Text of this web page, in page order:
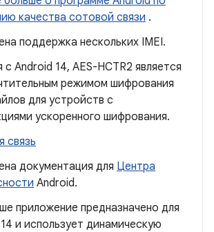
качества сотовой связи .
​​поддержка нескольких IMEI.
с Android 14, AES-HCTR2 является
режимом шифрования
для устройств с
ускоренного шифрования.
связь
​​документация для Центра
Android.
приложение предназначено для
и использует динамическую